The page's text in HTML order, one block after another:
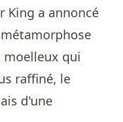
King a annoncé
moelleux qui
raffiné, le
d'une